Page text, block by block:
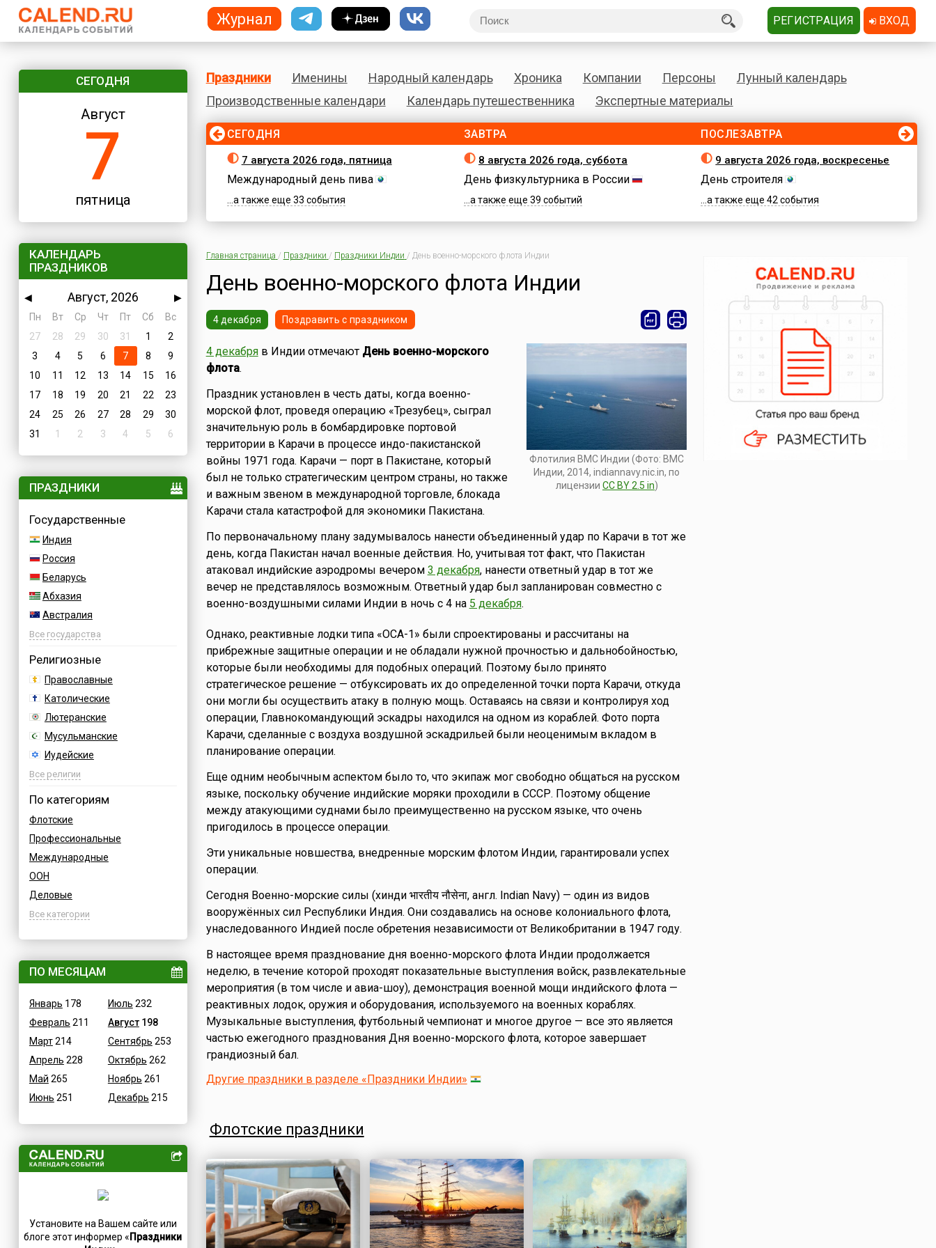
СЕГОДНЯ
Август
7
пятница
КАЛЕНДАРЬ
ПРАЗДНИКОВ
◀ Август, 2026
▶
Пн
Вт Ср Чт Пт Сб
Вс
27
28 29 30 31 1
2
3
4 5 6 7 8
9
10
11 12 13 14 15
16
17
18 19 20 21 22
23
24
25 26 27 28 29
30
31
1 2 3 4 5 6
ПРАЗДНИКИ
Государственные
Индия
Россия
Беларусь
Абхазия
Австралия
Австрия
Болгария
Босния
Бразилия
Великобритания
Венгрия
Вьетнам
Германия
Дания
Зимбабве
Израиль
Иордания
Ирак
Иран
Ирландия
Исландия
Италия
Канада
Все государства
Религиозные
Православные
Католические
Лютеранские
Мусульманские
Иудейские
Буддийские
Все религии
По категориям
Флотские
Профессиональные
Международные
ООН
Деловые
Дни воинской славы России
ВОВ
Гастрономические
Детские
В честь икон
Дни памяти святых
Конституционные
Культурные
Научно-технические
Медицинские
Все категории
ПО МЕСЯЦАМ
Январь 178
Февраль 211
Март214
Апрель 228
Май 265
Июнь 251
Июль 232
Август198
Сентябрь 253
Октябрь 262
Ноябрь 261
Декабрь 215
Установите на Вашем сайте или
блоге этот информер « Праздники
Праздники Именины Народный календарь Хроника Компании Персоны
Лунный календарь
Производственные календари
Календарь путешественника Экспертные материалы
СЕГОДНЯ
7 августа 2026 года, пятница
Международный день пива
...а также еще 33 события
ЗАВТРА
8 августа 2026 года, суббота
День физкультурника в России
...а также еще 39 событий
ПОСЛЕЗАВТРА
9 августа 2026 года, воскресенье
День строителя
...а также еще 42 события
Главная страница / Праздники / Праздники Индии / День военно-морского флота Индии
День военно-морского флота Индии
4 декабря Поздравить с праздником
Флотилия ВМС Индии (Фото: ВМС
Индии, 2014, indiannavy.nic.in, по
лицензии CC BY 2.5 in)
4 декабряв Индии отмечают День военно-морского
флота.
Праздник установлен в честь даты, когда военно-
морской флот, проведя операцию «Трезубец», сыграл
значительную роль в бомбардировке портовой
территории в Карачи в процессе индо-пакистанской
войны 1971 года. Карачи — порт в Пакистане, который
был не только стратегическим центром страны, но также
и важным звеном в международной торговле, блокада
Карачи стала катастрофой для экономики Пакистана.
По первоначальному плану задумывалось нанести объединенный удар по Карачи в тот же
день, когда Пакистан начал военные действия. Но, учитывая тот факт, что Пакистан
атаковал индийские аэродромы вечером 3 декабря, нанести ответный удар в тот же
вечер не представлялось возможным. Ответный удар был запланирован совместно с
военно-воздушными силами Индии в ночь с 4 на 5 декабря.
Однако, реактивные лодки типа «ОСА-1» были спроектированы и рассчитаны на
прибрежные защитные операции и не обладали нужной прочностью и дальнобойностью,
которые были необходимы для подобных операций. Поэтому было принято
стратегическое решение — отбуксировать их до определенной точки порта Карачи, откуда
они могли бы осуществить атаку в полную мощь. Оставаясь на связи и контролируя ход
операции, Главнокомандующий эскадры находился на одном из кораблей. Фото порта
Карачи, сделанные с воздуха воздушной эскадрильей были неоценимым вкладом в
планирование операции.
Еще одним необычным аспектом было то, что экипаж мог свободно общаться на русском
языке, поскольку обучение индийские моряки проходили в СССР. Поэтому общение
между атакующими суднами было преимущественно на русском языке, что очень
пригодилось в процессе операции.
Эти уникальные новшества, внедренные морским флотом Индии, гарантировали успех
операции.
Сегодня Военно-морские силы (хинди भारतीय नौसेना, англ. Indian Navy) — один из видов
вооружённых сил Республики Индия. Они создавались на основе колониального флота,
унаследованного Индией после обретения независимости от Великобритании в 1947 году.
В настоящее время празднование дня военно-морского флота Индии продолжается
неделю, в течение которой проходят показательные выступления войск, развлекательные
мероприятия (в том числе и авиа-шоу), демонстрация военной мощи индийского флота —
реактивных лодок, оружия и оборудования, используемого на военных кораблях.
Музыкальные выступления, футбольный чемпионат и многое другое — все это является
частью ежегодного празднования Дня военно-морского флота, которое завершает
грандиозный бал.
Другие праздники в разделе «Праздники Индии»
Флотские праздники
Журнал РЕГИСТРАЦИЯ ВХОД